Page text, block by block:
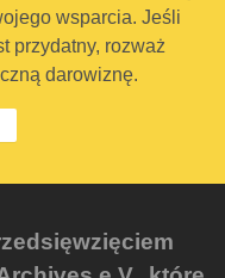
wsparcia. Jeśli
przydatny, rozważ
darowiznę.